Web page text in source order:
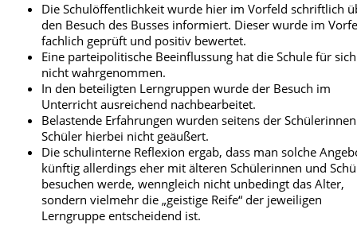
Die Schulöffentlichkeit wurde hier im Vorfeld schriftlich
den Besuch des Busses informiert. Dieser wurde im
fachlich geprüft und positiv bewertet.
Eine parteipolitische Beeinflussung hat die Schule für sich
nicht wahrgenommen.
In den beteiligten Lerngruppen wurde der Besuch im
Unterricht ausreichend nachbearbeitet.
Belastende Erfahrungen wurden seitens der
Schüler hierbei nicht geäußert.
Die schulinterne Reflexion ergab, dass man solche
künftig allerdings eher mit älteren Schülerinnen und
besuchen werde, wenngleich nicht unbedingt das Alter,
sondern vielmehr die „geistige Reife“ der jeweiligen
Lerngruppe entscheidend ist.